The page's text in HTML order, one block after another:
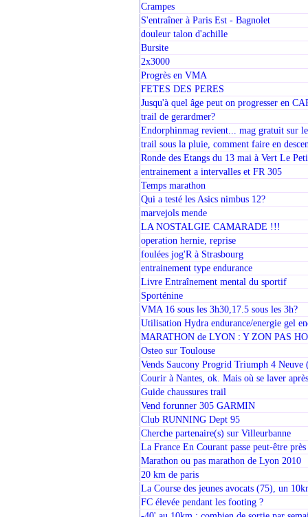
Crampes
S'entraîner à Paris Est - Bagnolet
douleur talon d'achille
Bursite
2x3000
Progrès en VMA
FETES DES PERES
Jusqu'à quel âge peut on progresser en
trail de gerardmer?
Endorphinmag revient... mag gratuit sur
trail sous la pluie, comment faire en
Ronde des Etangs du 13 mai à Vert Le
entrainement a intervalles et FR 305
Temps marathon
Qui a testé les Asics nimbus 12?
marvejols mende
LA NOSTALGIE CAMARADE !!!
operation hernie, reprise
foulées jog'R à Strasbourg
entrainement type endurance
Livre Entraînement mental du sportif
Sporténine
VMA 16 sous les 3h30,17.5 sous les 3h?
Utilisation Hydra endurance/energie gel
MARATHON de LYON : Y ZON PAS
Osteo sur Toulouse
Vends Saucony Progrid Triumph 4
Courir à Nantes, ok. Mais où se laver
Guide chaussures trail
Vend forunner 305 GARMIN
Club RUNNING Dept 95
Cherche partenaire(s) sur Villeurbanne
La France En Courant passe peut-être
Marathon ou pas marathon de Lyon 2010
20 km de paris
La Course des jeunes avocats (75), un
FC élevée pendant les footing ?